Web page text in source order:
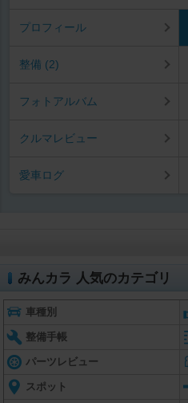
プロフィール
整備 (2)
フォトアルバム
クルマレビュー
愛車ログ
みんカラ 人気のカテゴリ
車種別
整備手帳
パーツレビュー
スポット